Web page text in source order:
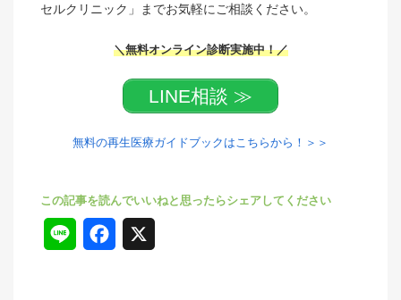
セルクリニック」までお気軽にご相談ください。
＼無料オンライン診断実施中！／
LINE相談 ≫
無料の再生医療ガイドブックはこちらから！＞＞